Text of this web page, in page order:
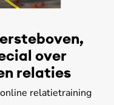
over
relaties
relatietraining